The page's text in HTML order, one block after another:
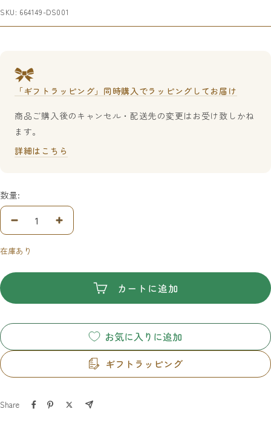
価
格
SKU: 664149-DS001
「ギフトラッピング」同時購入でラッピングしてお届け
商品ご購入後のキャンセル・配送先の変更はお受け致しかね
ます。
詳細はこちら
数量:
数
量
を
数
量
在庫あり
カートに追加
お気に入りに追加
ギフトラッピング
Share